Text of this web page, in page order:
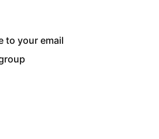
to your email